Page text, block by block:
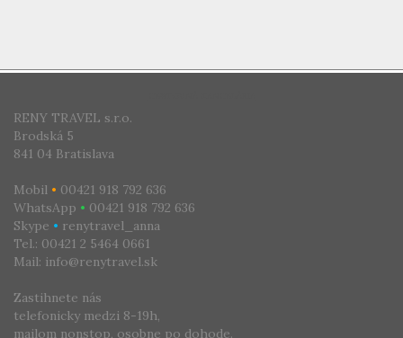
RENY TRAVEL s.r.o.
Brodská 5
841 04 Bratislava
Mobil • 00421 918 792 636
WhatsApp • 00421 918 792 636
Skype • renytravel_anna
Tel.: 00421 2 5464 0661
Mail: info@renytravel.sk
Zastihnete nás
telefonicky medzi 8-19h,
mailom nonstop, osobne po dohode.